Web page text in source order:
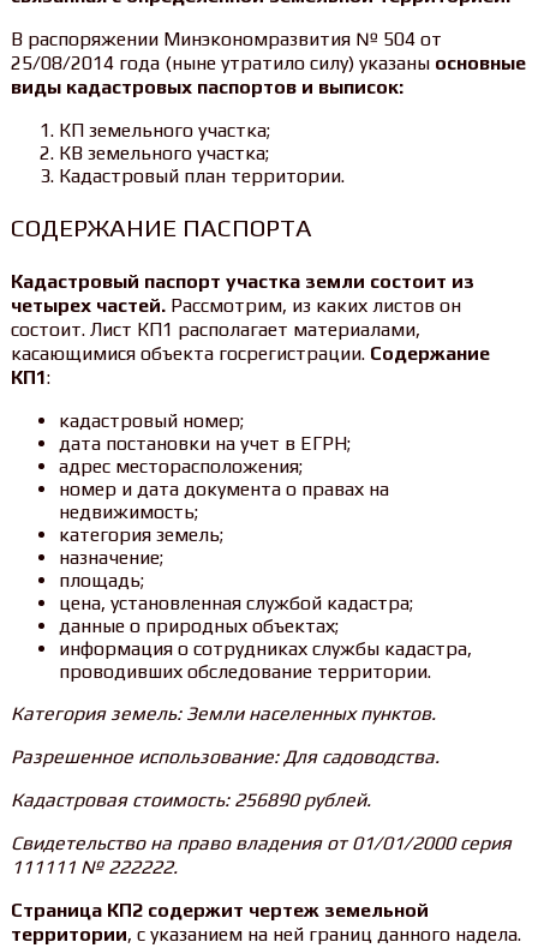
В распоряжении Минэкономразвития № 504 от
25/08/2014 года (ныне утратило силу) указаны основные
виды кадастровых паспортов и выписок:
КП земельного участка;
КВ земельного участка;
Кадастровый план территории.
СОДЕРЖАНИЕ ПАСПОРТА
Кадастровый паспорт участка земли состоит из
четырех частей.Рассмотрим, из каких листов он
состоит. Лист КП1 располагает материалами,
касающимися объекта госрегистрации. Содержание
КП1:
кадастровый номер;
дата постановки на учет в ЕГРН;
адрес месторасположения;
номер и дата документа о правах на
недвижимость;
категория земель;
назначение;
площадь;
цена, установленная службой кадастра;
данные о природных объектах;
информация о сотрудниках службы кадастра,
проводивших обследование территории.
Категория земель: Земли населенных пунктов.
Разрешенное использование: Для садоводства.
Кадастровая стоимость: 256890 рублей.
Свидетельство на право владения от 01/01/2000 серия
111111 № 222222.
Страница КП2 содержит чертеж земельной
территории, с указанием на ней границ данного надела.